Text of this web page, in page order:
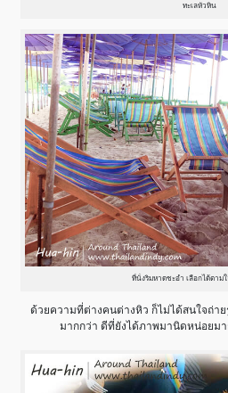
ทะเลหัวหิน
ที่นั่งริมหาดชะอำ เลือกได้ตาม
ด้วยความที่ต่างคนต่างหิว ก็ไม่ได้สนใจถ่า
มากกว่า ดีที่ยังได้ภาพมานิดหน่อยมา